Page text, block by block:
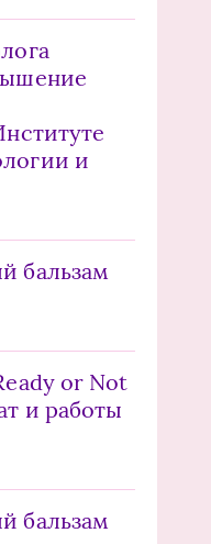
и
бальзам
or Not
и работы
бальзам